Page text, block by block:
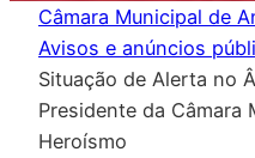
Câmara Municipal de
Avisos e anúncios
Situação de Alerta no
Presidente da Câmara
Heroísmo